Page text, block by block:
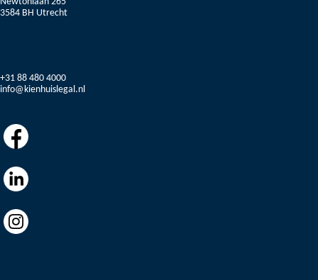
3584 BH Utrecht
+31 88 480 4000
info@kienhuislegal.nl